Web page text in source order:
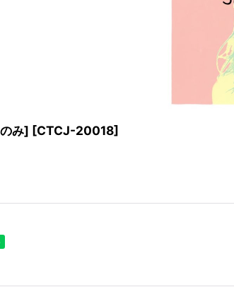
み] [CTCJ-20018]